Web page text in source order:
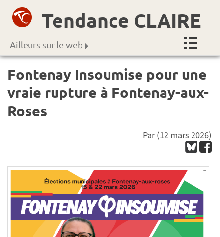
Tendance CLAIRE
Ailleurs sur le web
Fontenay Insoumise pour une
vraie rupture à Fontenay-aux-
Roses
Par(12 mars 2026)